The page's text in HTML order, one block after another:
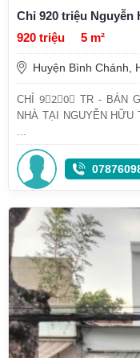
Chỉ 920 triệu
920 triệu
5 m²
Huyện Bình Chánh,
CHỈ 9⃣2⃣0⃣ TR - BÁN
NHÀ TẠI NGUYỄN